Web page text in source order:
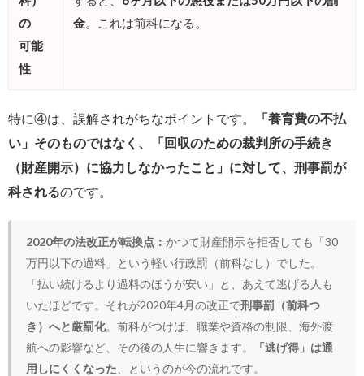
の
可能
性
金。これは前科になる。
特に④は、誤解されがちなポイントです。
「養育費の不払
い」そのものではなく、「回収のための裁判所の手続き
（財産開示）に協力しなかったこと」に対して、刑事罰が
科されるのです。
2020年の法改正が転換点： かつて財産開示を拒否しても「30
万円以下の過料」という軽い行政罰（前科なし）でした。
「払い続けるより過料のほうが安い」と、あえて逃げる人も
いたほどです。それが2020年4月の改正で刑事罰（前科つ
き）へと厳罰化。前科がつけば、職業や資格の制限、海外渡
航への影響など、その後の人生に響きます。
「逃げ得」は通
用しにくくなった 、というのが今の流れです。